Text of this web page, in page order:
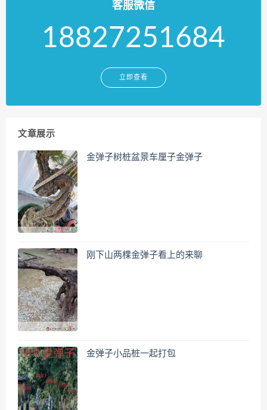
客服微信
18827251684
立即查看
文章展示
金弹子树桩盆景车厘子金弹子
刚下山两棵金弹子看上的来聊
金弹子小品桩一起打包